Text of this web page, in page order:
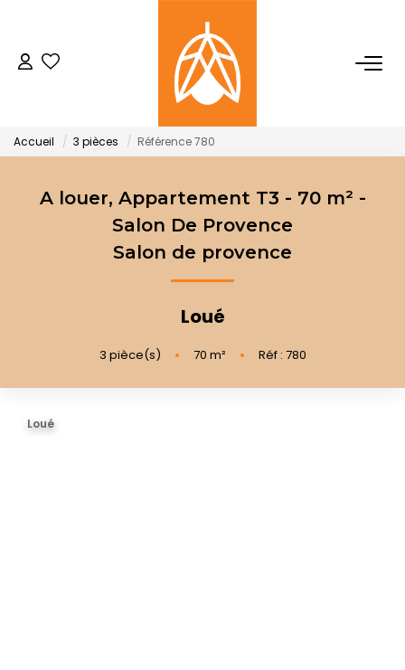
NOTRE AGENCE
Qui Sommes-Nous
Nos Actualités
ACHETER
LOUER
GESTION
Accueil 3 pièces Référence 780
A louer, Appartement T3 - 70 m² -
Salon De Provence
Salon de provence
Loué
3 pièce(s) • 70 m² • Réf : 780
Loué